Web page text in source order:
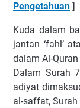
Pengetahuan ]
Kuda dalam
jantan ‘fahl’
dalam Al-
Dalam Surah
adiyat
al-saffat,